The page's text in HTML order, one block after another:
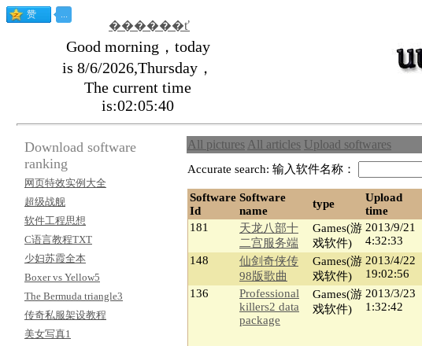
������ť
Good morning，today
is 8/6/2026,Thursday，
The current time
is:02:05:40
Download software
ranking
网页特效实例大全
超级战舰
软件工程思想
C语言教程TXT
少妇苏霞全本
Boxer vs Yellow5
The Bermuda triangle3
传奇私服架设教程
美女写真1
All pictures All articles Upload softwares
Accurate search: 输入软件名称：
Software
Id
Software
name
type
Upload
time
181
天龙八部十
二宫服务端
Games(游
戏软件)
2013/9/21
4:32:33
148
仙剑奇侠传
98版歌曲
Games(游
戏软件)
2013/4/22
19:02:56
136
Professional
killers2 data
package
Games(游
戏软件)
2013/3/23
1:32:42